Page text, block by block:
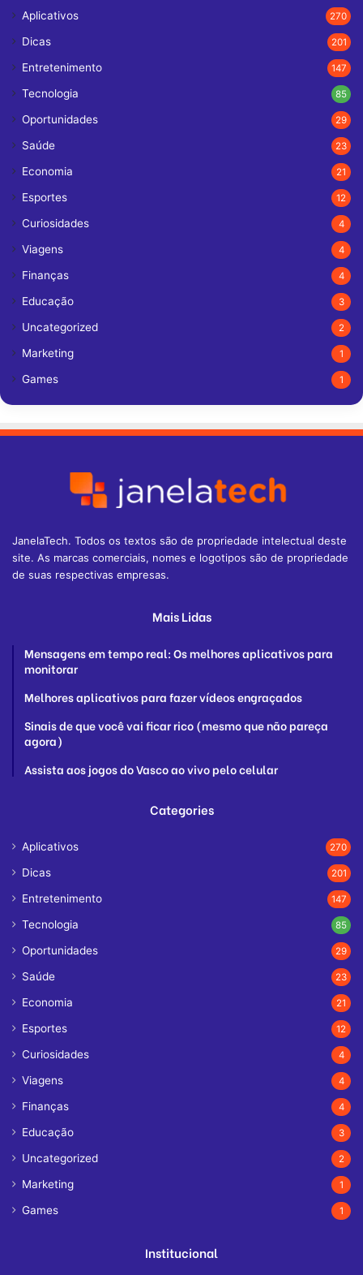
Aplicativos 270
Dicas 201
Entretenimento 147
Tecnologia 85
Oportunidades 29
Saúde 23
Economia 21
Esportes 12
Curiosidades 4
Viagens 4
Finanças 4
Educação 3
Uncategorized 2
Marketing 1
Games 1
JanelaTech. Todos os textos são de propriedade intelectual deste
site. As marcas comerciais, nomes e logotipos são de propriedade
de suas respectivas empresas.
Mais Lidas
Mensagens em tempo real: Os melhores aplicativos para
monitorar
Melhores aplicativos para fazer vídeos engraçados
Sinais de que você vai ficar rico (mesmo que não pareça
agora)
Assista aos jogos do Vasco ao vivo pelo celular
Categories
Aplicativos 270
Dicas 201
Entretenimento 147
Tecnologia 85
Oportunidades 29
Saúde 23
Economia 21
Esportes 12
Curiosidades 4
Viagens 4
Finanças 4
Educação 3
Uncategorized 2
Marketing 1
Games 1
Institucional